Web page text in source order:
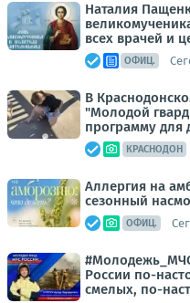
Наталия
всех врачей и
ОФИЦ.
В
"Молодой
программу для
КРАСНОДОН
Аллергия на
сезонный
ОФИЦ.
России по-
смелых, по-